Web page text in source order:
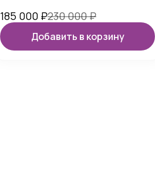
185 000 ₽230 000₽
Добавить в корзину